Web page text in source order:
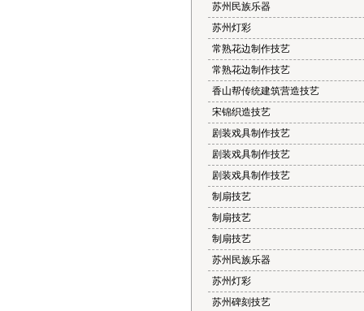
苏州民族乐器
苏州灯彩
常熟花边制作技艺
常熟花边制作技艺
香山帮传统建筑营造技艺
宋锦织造技艺
剧装戏具制作技艺
剧装戏具制作技艺
剧装戏具制作技艺
制扇技艺
制扇技艺
制扇技艺
苏州民族乐器
苏州灯彩
苏州碑刻技艺